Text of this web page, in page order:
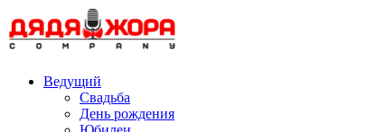
to
content
Ведущий
Свадьба
День рождения